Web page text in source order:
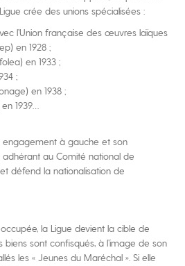
crée des unions spécialisées :
l’Union française des œuvres laïques
en 1928 ;
en 1933 ;
;
en 1938 ;
1939…
engagement à gauche et son
au Comité national de
défend la nationalisation de
la Ligue devient la cible de
biens sont confisqués, à l’image de son
les « Jeunes du Maréchal ». Si elle